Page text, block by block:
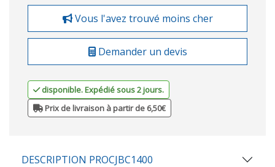
Vous l'avez trouvé moins cher
Demander un devis
disponible. Expédié sous 2 jours.
Prix de livraison à partir de 6,50€
DESCRIPTION PROCJBC1400